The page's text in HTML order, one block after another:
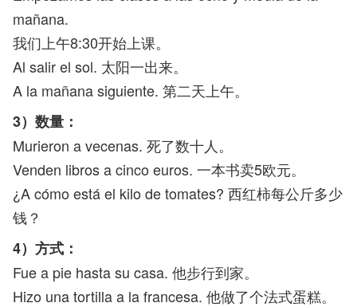
mañana.
我们上午8:30开始上课。
Al salir el sol. 太阳一出来。
A la mañana siguiente. 第二天上午。
3）数量：
Murieron a vecenas. 死了数十人。
Venden libros a cinco euros. 一本书卖5欧元。
¿A cómo está el kilo de tomates? 西红柿每公斤多少
钱？
4）方式：
Fue a pie hasta su casa. 他步行到家。
Hizo una tortilla a la francesa. 他做了个法式蛋糕。